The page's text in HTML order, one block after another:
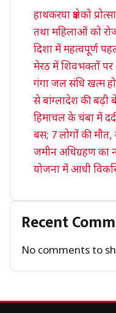
हाथकरघा क्षेत्र को
तथा महिलाओं को
दिशा में महत्वपूर्ण
मेरठ में शिवभक्तों पर
गंगा जल संधि खत्म
से बांग्लादेश की बढ़ी
हिमाचल के चंबा में
बस; 7 लोगों की
जमीन अधिग्रहण का
योजना में आधी
Recent
No comments to